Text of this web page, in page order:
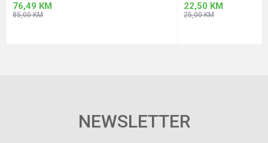
76,49 KM
85,00KM
22,50 KM
25,00KM
NEWSLETTER